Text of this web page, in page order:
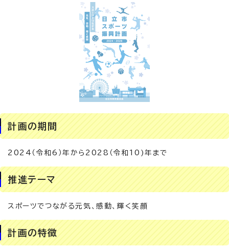
計画の期間
2024（令和6）年から2028（令和10)年まで
推進テーマ
スポーツでつながる元気、感動、輝く笑顔
計画の特徴